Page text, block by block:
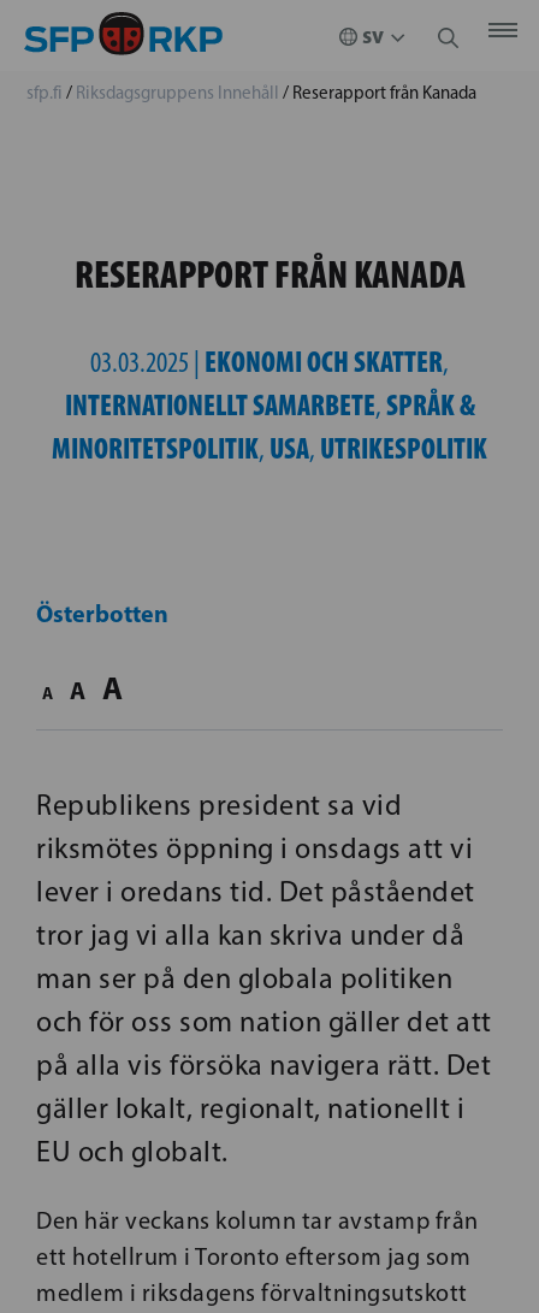
sfp.fi / Riksdagsgruppens Innehåll / Reserapport från Kanada
RESERAPPORT FRÅN KANADA
03.03.2025 | EKONOMI OCH SKATTER,
INTERNATIONELLT SAMARBETE,SPRÅK &
MINORITETSPOLITIK, USA, UTRIKESPOLITIK
Österbotten
A A A
Republikens president sa vid
riksmötes öppning i onsdags att vi
lever i oredans tid. Det påståendet
tror jag vi alla kan skriva under då
man ser på den globala politiken
och för oss som nation gäller det att
på alla vis försöka navigera rätt. Det
gäller lokalt, regionalt, nationellt i
EU och globalt.
Den här veckans kolumn tar avstamp från
ett hotellrum i Toronto eftersom jag som
medlem i riksdagens förvaltningsutskott